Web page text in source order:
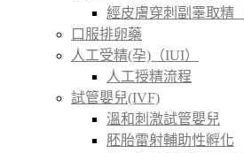
經皮膚穿刺副睪取精
口服排卵藥
人工受精(孕)（IUI）
人工授精流程
試管嬰兒(IVF)
溫和刺激試管嬰兒
胚胎雷射輔助性孵化